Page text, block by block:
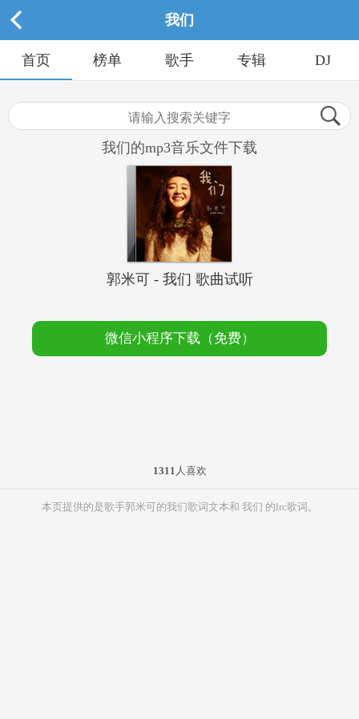
我们
首页 榜单 歌手 专辑 DJ
我们的mp3音乐文件下载
郭米可 - 我们 歌曲试听
微信小程序下载（免费）
1311 人喜欢
本页提供的是歌手郭米可的我们歌词文本和 我们 的lrc歌词。